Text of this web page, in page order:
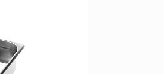
сравнению
заказ